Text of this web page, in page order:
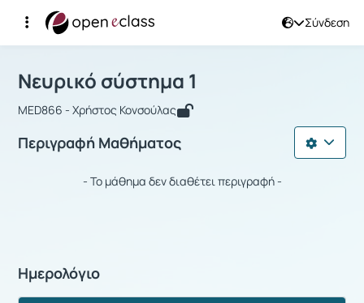
Σύνδεση
Αρχική Σελίδα
Μάθημα : Νευρικό σύστημα 1
Νευρικό σύστημα 1
MED866 - Χρήστος Κονσούλας
Περιγραφή Μαθήματος
- Το μάθημα δεν διαθέτει περιγραφή -
Ημερολόγιο